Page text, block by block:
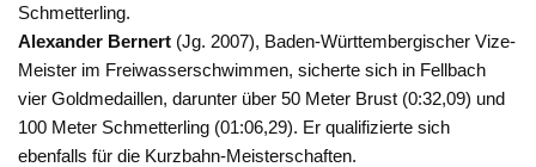
Schmetterling.
Alexander Bernert (Jg. 2007), Baden-Württembergischer Vize-
Meister im Freiwasserschwimmen, sicherte sich in Fellbach
vier Goldmedaillen, darunter über 50 Meter Brust (0:32,09) und
100 Meter Schmetterling (01:06,29). Er qualifizierte sich
ebenfalls für die Kurzbahn-Meisterschaften.